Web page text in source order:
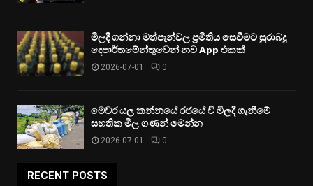
මිලදී ගන්නා මත්පැන්වල ප්‍රමිතිය සෙවීමට සුරාබදු
දෙපාර්තමේන්තුවෙන් නව App එකක්
2026-07-01 0
මෙවර යල කන්නයේ රජයේ වී මිලදී ගැනීමේ
සහතික මිල ගණන් මෙන්න
2026-07-01 0
RECENT POSTS